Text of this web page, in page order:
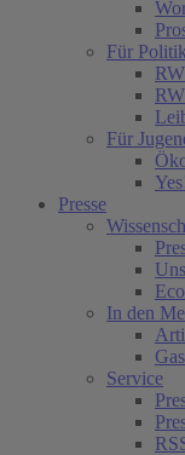
Für
Für
Presse
In den
Service